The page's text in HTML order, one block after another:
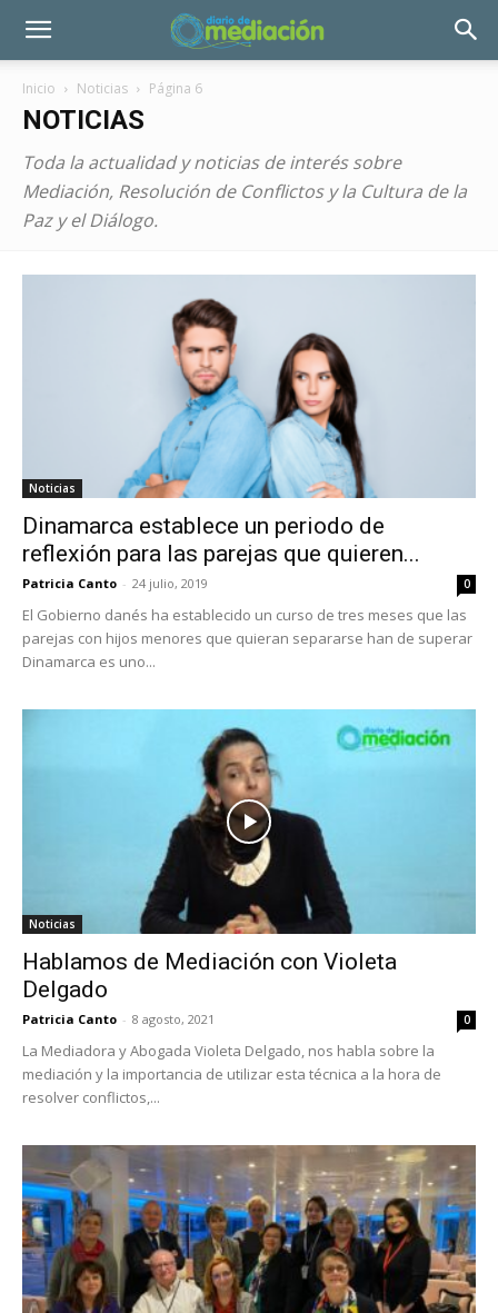
Inicio Noticias Página 6
NOTICIAS
Toda la actualidad y noticias de interés sobre
Mediación, Resolución de Conflictos y la Cultura de la
Paz y el Diálogo.
Noticias
Dinamarca establece un periodo de
reflexión para las parejas que quieren...
Patricia Canto - 24 julio, 2019 0
El Gobierno danés ha establecido un curso de tres meses que las
parejas con hijos menores que quieran separarse han de superar
Dinamarca es uno...
Noticias
Hablamos de Mediación con Violeta
Delgado
Patricia Canto - 8 agosto, 2021 0
La Mediadora y Abogada Violeta Delgado, nos habla sobre la
mediación y la importancia de utilizar esta técnica a la hora de
resolver conflictos,...